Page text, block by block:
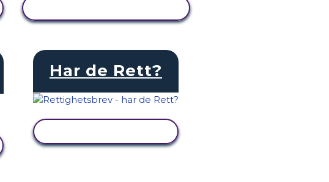
Har de Rett?